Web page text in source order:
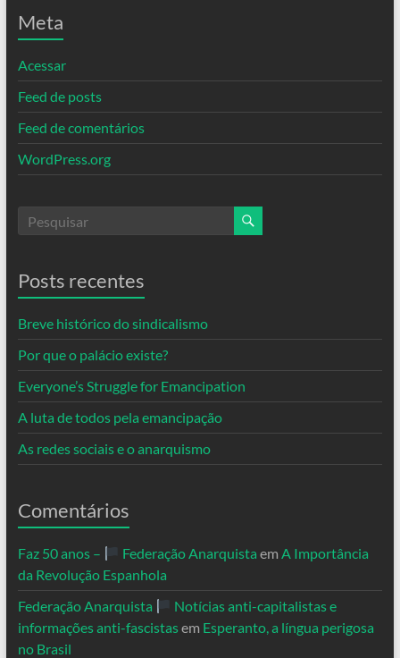
Meta
Acessar
Feed de posts
Feed de comentários
WordPress.org
Posts recentes
Breve histórico do sindicalismo
Por que o palácio existe?
Everyone’s Struggle for Emancipation
A luta de todos pela emancipação
As redes sociais e o anarquismo
Comentários
Faz 50 anos – Federação Anarquista em A Importância
da Revolução Espanhola
Federação Anarquista
Notícias anti-capitalistas e
informações anti-fascistasem Esperanto, a língua perigosa
no Brasil